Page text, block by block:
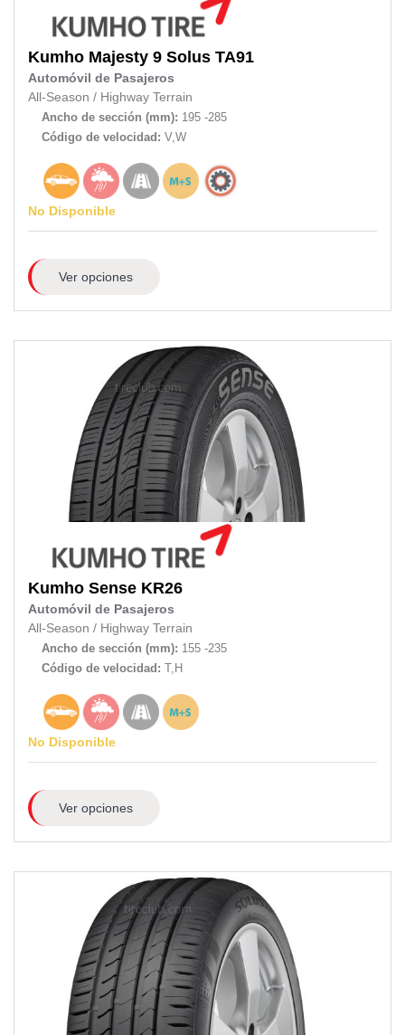
Kumho Majesty 9 Solus TA91
Automóvil de Pasajeros
All-Season / Highway Terrain
Ancho de sección (mm): 195 -285
Código de velocidad: V,W
No Disponible
Ver opciones
Kumho Sense KR26
Automóvil de Pasajeros
All-Season / Highway Terrain
Ancho de sección (mm): 155 -235
Código de velocidad: T,H
No Disponible
Ver opciones